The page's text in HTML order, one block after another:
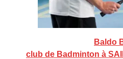
Baldo
club de Badminton à